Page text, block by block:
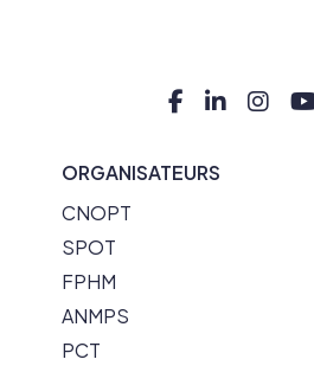
ORGANISATEURS
CNOPT
SPOT
FPHM
ANMPS
PCT